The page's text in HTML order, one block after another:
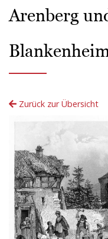
Arenberg
Zurück zur Übersicht